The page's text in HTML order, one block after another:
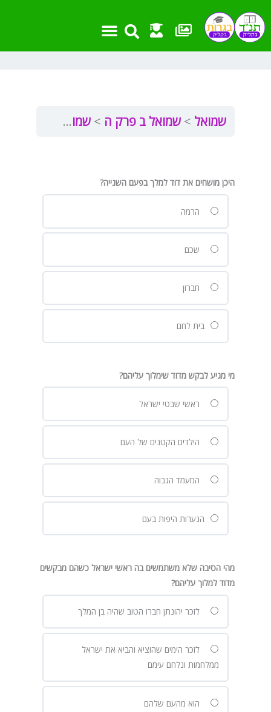
לתוכן
שמואל שמואל ב פרק ה שמואל ב’ פרק ה מבדקון
היכן מושחים את דוד למלך בפעם השנייה?
הרמה
שכם
חברון
בית לחם
מי מגיע לבקש מדוד שימלוך עליהם?
ראשי שבטי ישראל
הילדים הקטנים של העם
המעמד הגבוה
הנערות היפות בעם
מהי הסיבה שלא משתמשים בה ראשי ישראל כשהם מבקשים
מדוד למלוך עליהם?
לזכר יהונתן חברו הטוב שהיה בן המלך
לזכר הימים שהוציא והביא את ישראל
ממלחמות ונלחם עימם
הוא מהעם שלהם